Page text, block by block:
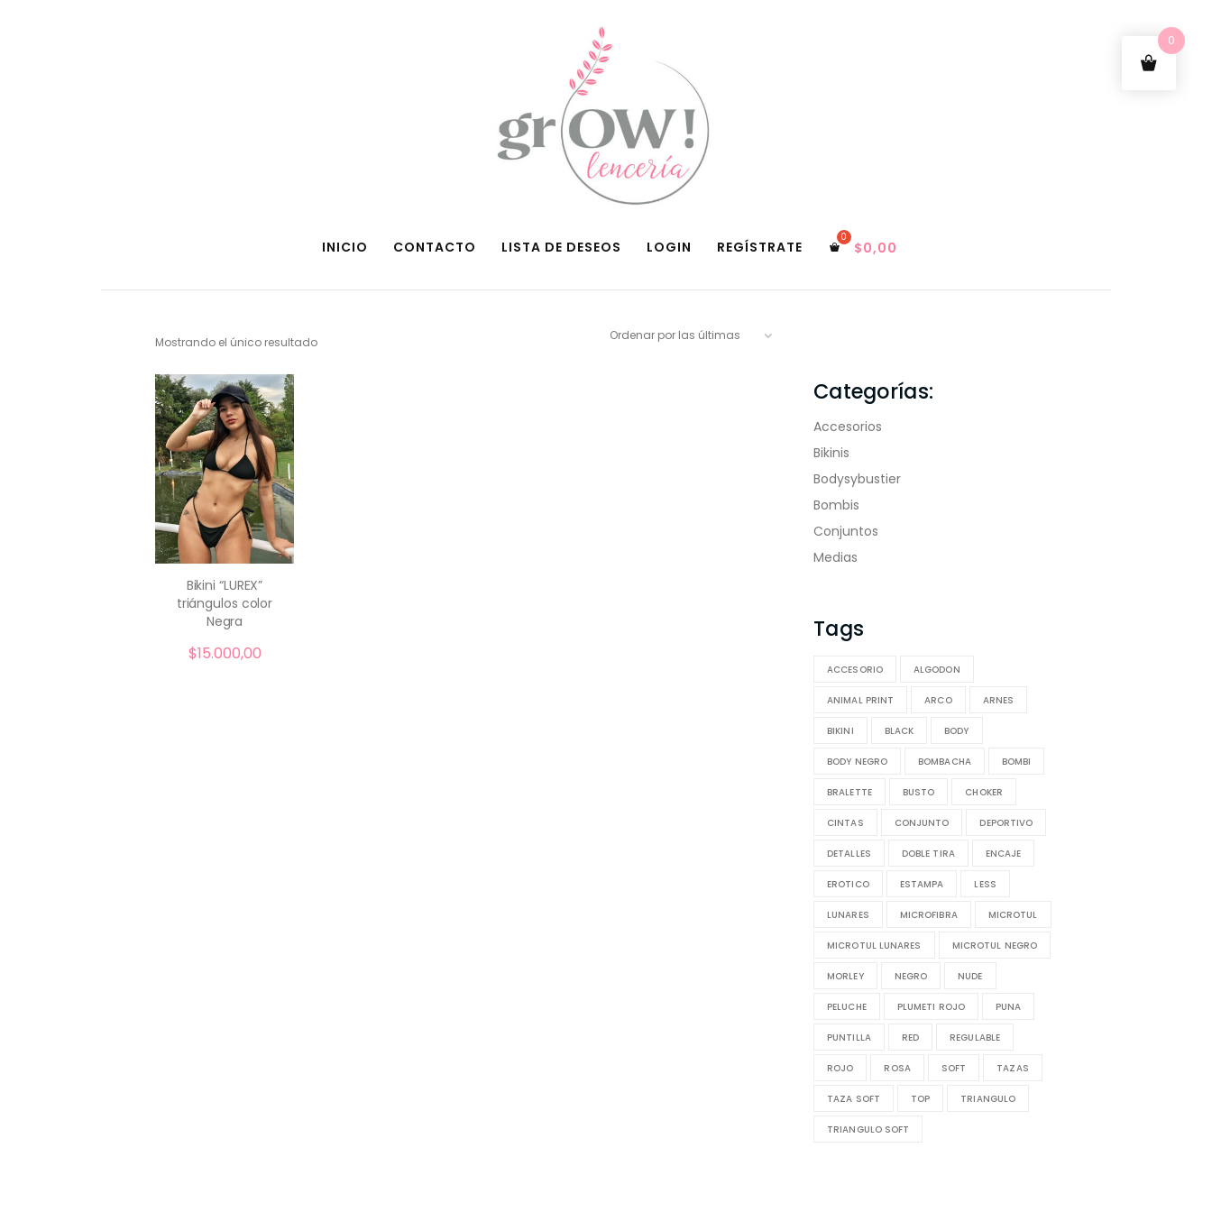
INICIO CONTACTO LISTA DE DESEOS LOGIN REGÍSTRATE $0,00
Mostrando el único resultado
comprar
Bikini “LUREX”
triángulos color
Negra
$15.000,00
Categorías:
Accesorios
Bikinis
Bodysybustier
Bombis
Conjuntos
Medias
Tags
ACCESORIO ALGODON
ANIMAL PRINT ARCO ARNES
BIKINI BLACK BODY
BODY NEGRO BOMBACHA BOMBI
BRALETTE BUSTO CHOKER
CINTAS CONJUNTO DEPORTIVO
DETALLES DOBLE TIRA ENCAJE
EROTICO ESTAMPA LESS
LUNARES MICROFIBRA MICROTUL
MICROTUL LUNARES MICROTUL NEGRO
MORLEY NEGRO NUDE
PELUCHE PLUMETI ROJO PUNA
PUNTILLA RED REGULABLE
ROJO ROSA SOFT TAZAS
TAZA SOFT TOP TRIANGULO
TRIANGULO SOFT
0